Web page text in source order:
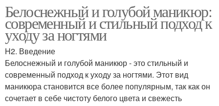
Белоснежный и голубой маникюр:
современный и стильный подход к
уходу за ногтями
H2. Введение
Белоснежный и голубой маникюр - это стильный и
современный подход к уходу за ногтями. Этот вид
маникюра становится все более популярным, так как он
сочетает в себе чистоту белого цвета и свежесть